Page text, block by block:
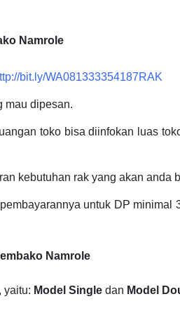
Namrole
bit.ly/WA081333354187RAK
mau dipesan.
toko bisa diinfokan luas
kebutuhan rak yang akan anda
untuk DP minimal
Namrole
yaitu: Model Single dan Model